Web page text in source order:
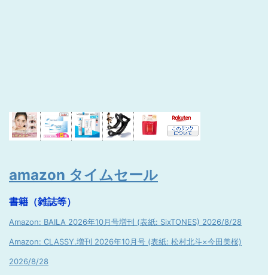
amazon タイムセール
書籍（雑誌等）
Amazon: BAILA 2026年10月号増刊 (表紙: SixTONES) 2026/8/28
Amazon: CLASSY.増刊 2026年10月号 (表紙: 松村北斗×今田美桜)
2026/8/28